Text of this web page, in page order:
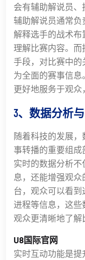
会有辅助解说员、
辅助解说员通常负
解释选手的战术
理解比赛内容。
手段，对比赛中
为全面的赛事信
更好地服务于观众
3、数据分析
随着科技的发展
事转播的重要组成
实时的数据分析
息，还能增强观
台，观众可以看
进程等信息，这
观众更清晰地了解
U8国际官网
实时互动功能是